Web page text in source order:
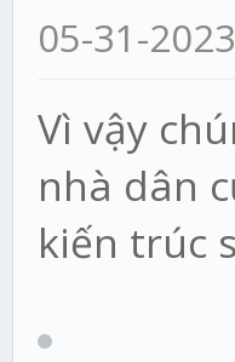
05-31-
Vì vậy
nhà dân
kiến trúc